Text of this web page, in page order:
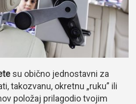
su obično jednostavni za
takozvanu, okretnu „ruku” ili
položaj prilagodio tvojim